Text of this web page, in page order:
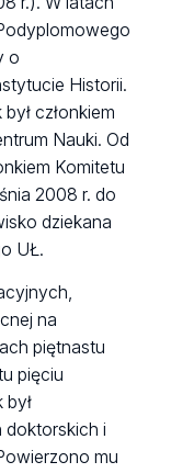
o
Historii.
członkiem
Nauki. Od
Komitetu
2008 r. do
dziekana
UŁ.
na
piętnastu
pięciu
był
doktorskich i
mu